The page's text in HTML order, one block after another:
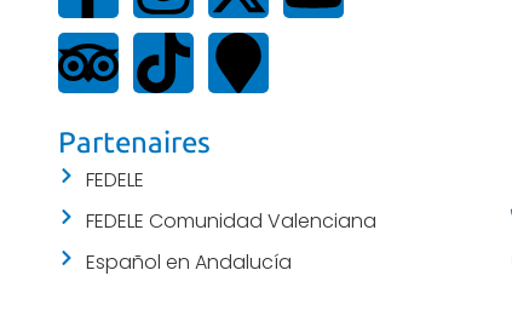
Partenaires
FEDELE
FEDELE Comunidad Valenciana
Español en Andalucía